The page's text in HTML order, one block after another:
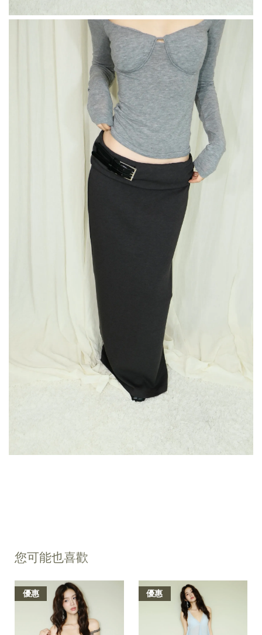
您可能也喜歡
優惠 優惠